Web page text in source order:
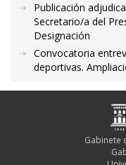
Publicación
Secretario/a del
Designación
Convocatoria
deportivas.
Gabinete